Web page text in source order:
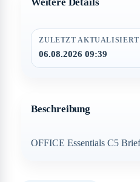
Weitere Details
ZULETZT AKTUALISIERT
06.08.2026 09:39
Beschreibung
OFFICE Essentials C5